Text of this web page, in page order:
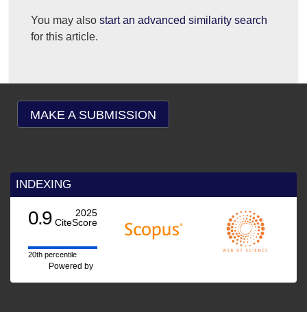
You may also start an advanced similarity search
for this article.
MAKE A SUBMISSION
INDEXING
2025
CiteScore
Powered by